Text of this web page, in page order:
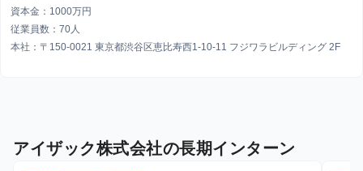
資本金：1000万円
従業員数：70人
本社：〒150-0021 東京都渋谷区恵比寿西1-10-11 フジワラビルディング 2F
アイザック株式会社の長期インターン